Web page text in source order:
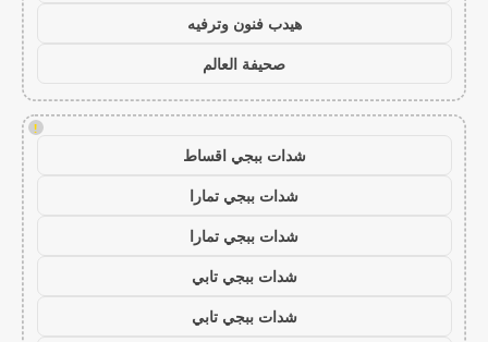
هيدب فنون وترفيه
صحيفة العالم
!
شدات ببجي اقساط
شدات ببجي تمارا
شدات ببجي تمارا
شدات ببجي تابي
شدات ببجي تابي